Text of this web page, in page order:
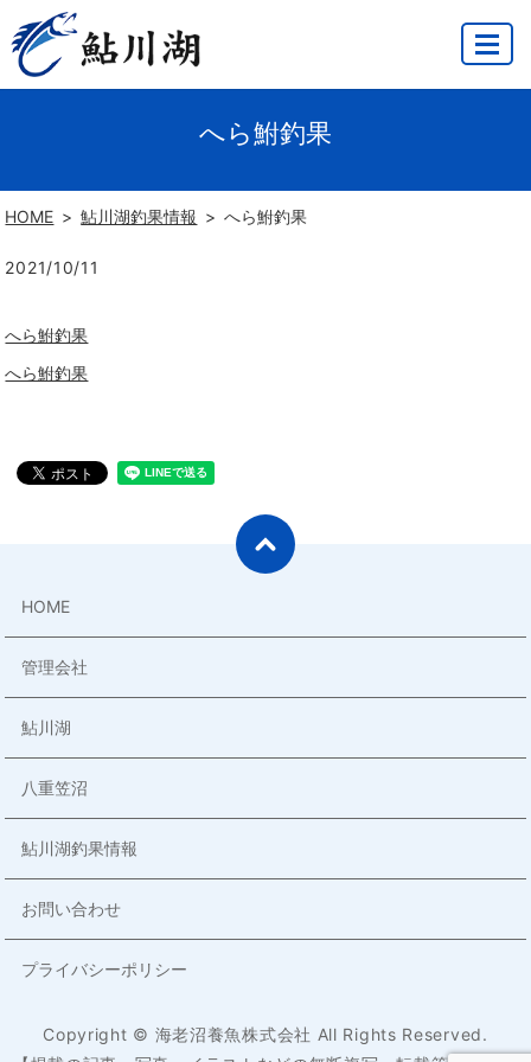
MENU
へら鮒釣果
HOME 鮎川湖釣果情報 へら鮒釣果
2021/10/11
へら鮒釣果
へら鮒釣果
HOME
管理会社
鮎川湖
八重笠沼
鮎川湖釣果情報
お問い合わせ
プライバシーポリシー
Copyright © 海老沼養魚株式会社 All Rights Reserved.